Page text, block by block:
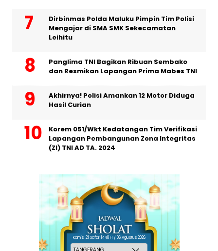
Dirbinmas Polda Maluku Pimpin Tim Polisi
Mengajar di SMA SMK Sekecamatan
Leihitu
Panglima TNI Bagikan Ribuan Sembako
dan Resmikan Lapangan Prima Mabes TNI
Akhirnya! Polisi Amankan 12 Motor Diduga
Hasil Curian
Korem 051/Wkt Kedatangan Tim Verifikasi
Lapangan Pembangunan Zona Integritas
(ZI) TNI AD TA. 2024
Kamis, 21 Safar 1448 H / 06 Agustus 2026